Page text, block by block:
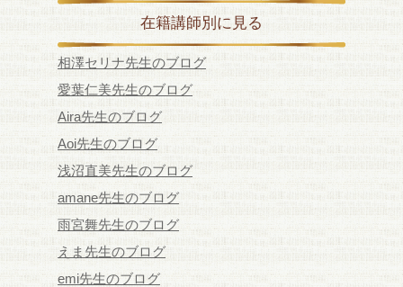
在籍講師別に見る
相澤セリナ先生のブログ
愛葉仁美先生のブログ
Aira先生のブログ
Aoi先生のブログ
浅沼直美先生のブログ
amane先生のブログ
雨宮舞先生のブログ
えま先生のブログ
emi先生のブログ